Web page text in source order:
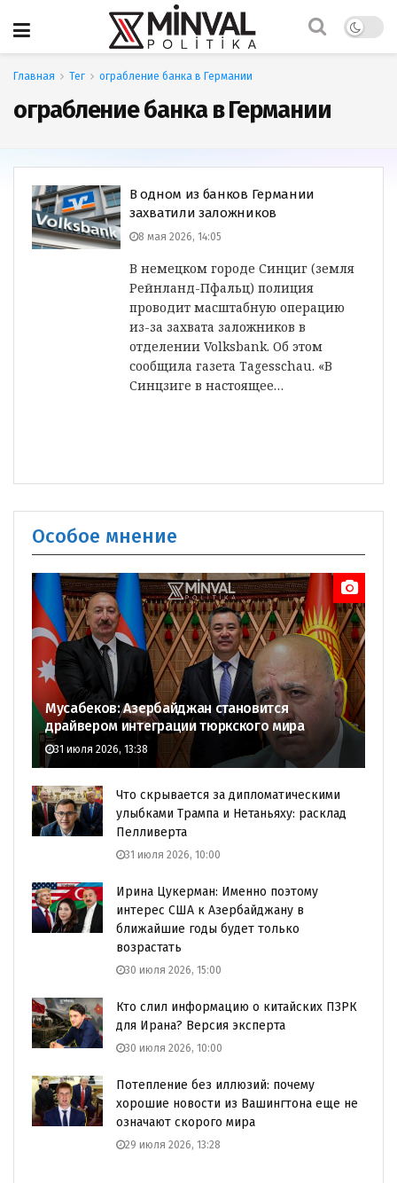
Главная Тег ограбление банка в Германии
ограбление банка в Германии
В одном из банков Германии
захватили заложников
8 мая 2026, 14:05
В немецком городе Синциг (земля
Рейнланд-Пфальц) полиция
проводит масштабную операцию
из-за захвата заложников в
отделении Volksbank. Об этом
сообщила газета Tagesschau. «В
Синцзиге в настоящее…
Особое мнение
Мусабеков: Азербайджан становится
драйвером интеграции тюркского мира
31 июля 2026, 13:38
Что скрывается за дипломатическими
улыбками Трампа и Нетаньяху: расклад
Пелливерта
31 июля 2026, 10:00
Ирина Цукерман: Именно поэтому
интерес США к Азербайджану в
ближайшие годы будет только
возрастать
30 июля 2026, 15:00
Кто слил информацию о китайских ПЗРК
для Ирана? Версия эксперта
30 июля 2026, 10:00
Потепление без иллюзий: почему
хорошие новости из Вашингтона еще не
означают скорого мира
29 июля 2026, 13:28